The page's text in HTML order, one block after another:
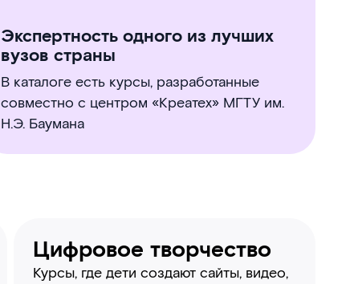
Экспертность одного из лучших
вузов страны
В каталоге есть курсы, разработанные
совместно с центром «Креатех» МГТУ им.
Н.Э. Баумана
Цифровое творчество
Курсы, где дети создают сайты, видео,